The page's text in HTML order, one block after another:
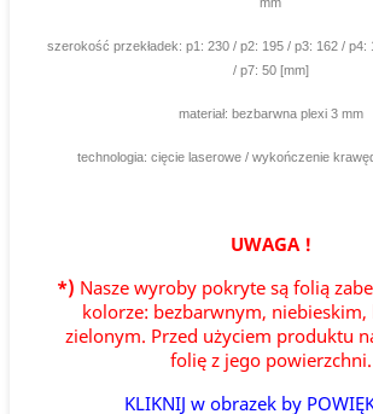
szerokość przekładek: p1: 230 / p2: 195 / p3: 162 / p4:
/ p7: 50 [mm]
materiał: bezbarwna plexi 3 mm
technologia: cięcie laserowe / wykończenie
UWAGA !
*) Nasze wyroby pokryte są folią
kolorze: bezbarwnym, niebieskim,
zielonym. Przed użyciem produktu
folię z jego powierzchni.
KLIKNIJ w obrazek by